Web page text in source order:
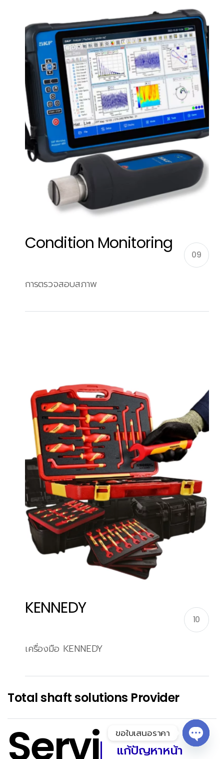
Condition Monitoring
09
การตรวจสอบสภาพ
KENNEDY
10
เครื่องมือ KENNEDY
Total shaft solutions Provider
Servi แก้ปัญหาหน้า
ขอใบเสนอราคา